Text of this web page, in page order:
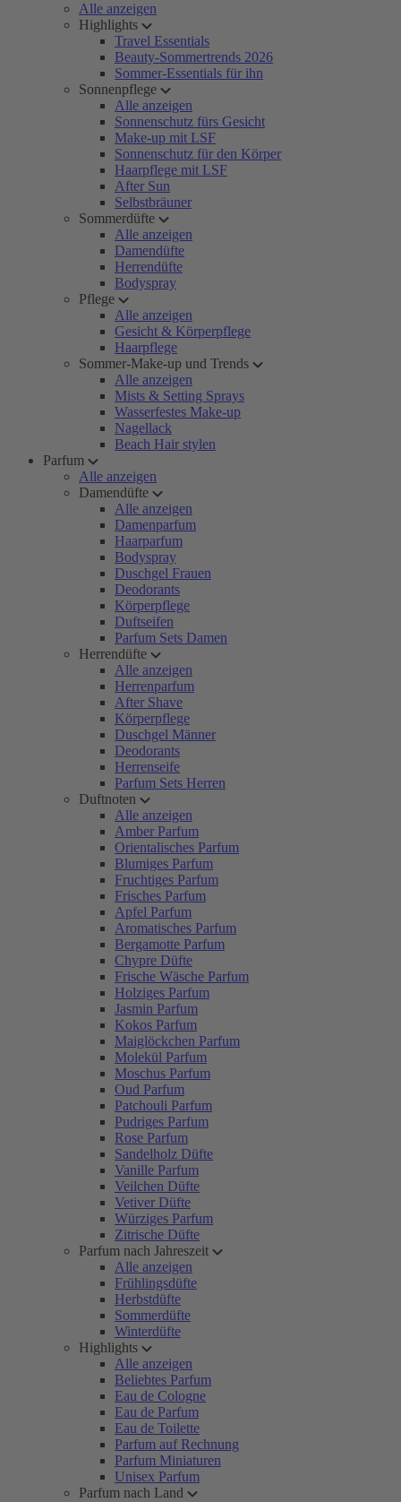
Alle anzeigen
Highlights
Travel Essentials
Beauty-Sommertrends 2026
Sommer-Essentials für ihn
Sonnenpflege
Alle anzeigen
Sonnenschutz fürs Gesicht
Make-up mit LSF
Sonnenschutz für den Körper
Haarpflege mit LSF
After Sun
Selbstbräuner
Sommerdüfte
Alle anzeigen
Damendüfte
Herrendüfte
Bodyspray
Pflege
Alle anzeigen
Gesicht & Körperpflege
Haarpflege
Sommer-Make-up und Trends
Alle anzeigen
Mists & Setting Sprays
Wasserfestes Make-up
Nagellack
Beach Hair stylen
Parfum
Alle anzeigen
Damendüfte
Alle anzeigen
Damenparfum
Haarparfum
Bodyspray
Duschgel Frauen
Deodorants
Körperpflege
Duftseifen
Parfum Sets Damen
Herrendüfte
Alle anzeigen
Herrenparfum
After Shave
Körperpflege
Duschgel Männer
Deodorants
Herrenseife
Parfum Sets Herren
Duftnoten
Alle anzeigen
Amber Parfum
Orientalisches Parfum
Blumiges Parfum
Fruchtiges Parfum
Frisches Parfum
Apfel Parfum
Aromatisches Parfum
Bergamotte Parfum
Chypre Düfte
Frische Wäsche Parfum
Holziges Parfum
Jasmin Parfum
Kokos Parfum
Maiglöckchen Parfum
Molekül Parfum
Moschus Parfum
Oud Parfum
Patchouli Parfum
Pudriges Parfum
Rose Parfum
Sandelholz Düfte
Vanille Parfum
Veilchen Düfte
Vetiver Düfte
Würziges Parfum
Zitrische Düfte
Parfum nach Jahreszeit
Alle anzeigen
Frühlingsdüfte
Herbstdüfte
Sommerdüfte
Winterdüfte
Highlights
Alle anzeigen
Beliebtes Parfum
Eau de Cologne
Eau de Parfum
Eau de Toilette
Parfum auf Rechnung
Parfum Miniaturen
Unisex Parfum
Parfum nach Land